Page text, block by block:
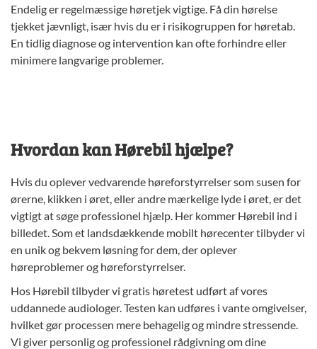
Endelig er regelmæssige høretjek vigtige. Få din hørelse
tjekket jævnligt, især hvis du er i risikogruppen for høretab.
En tidlig diagnose og intervention kan ofte forhindre eller
minimere langvarige problemer.
Hvordan kan Hørebil hjælpe?
Hvis du oplever vedvarende høreforstyrrelser som susen for
ørerne, klikken i øret, eller andre mærkelige lyde i øret, er det
vigtigt at søge professionel hjælp. Her kommer Hørebil ind i
billedet. Som et landsdækkende mobilt hørecenter tilbyder vi
en unik og bekvem løsning for dem, der oplever
høreproblemer og høreforstyrrelser.
Hos Hørebil tilbyder vi gratis høretest udført af vores
uddannede audiologer. Testen kan udføres i vante omgivelser,
hvilket gør processen mere behagelig og mindre stressende.
Vi giver personlig og professionel rådgivning om dine